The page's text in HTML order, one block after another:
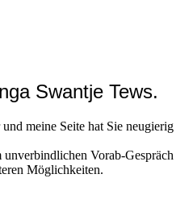
Swantje Tews.
meine Seite hat Sie neugierig
Vorab-Gespräch
Möglichkeiten.